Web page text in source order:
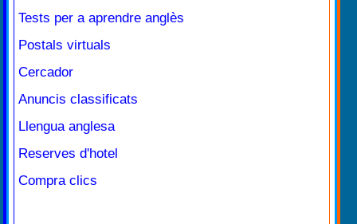
Tests per a aprendre anglès
Postals virtuals
Cercador
Anuncis classificats
Llengua anglesa
Reserves d'hotel
Compra clics